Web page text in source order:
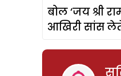
बोल ‘जय श्री
आखिरी सांस